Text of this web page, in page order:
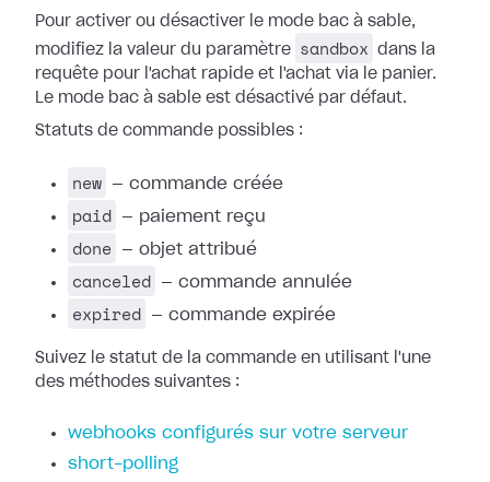
Pour activer ou désactiver le mode bac à sable,
modifiez la valeur du paramètre
sandbox
dans la
requête pour l'achat rapide et l'achat via le panier.
Le mode bac à sable est désactivé par défaut.
Statuts de commande possibles :
new — commande créée
paid — paiement reçu
done — objet attribué
canceled — commande annulée
expired — commande expirée
Suivez le statut de la commande en utilisant l'une
des méthodes suivantes :
webhooks configurés sur votre serveur
short-polling